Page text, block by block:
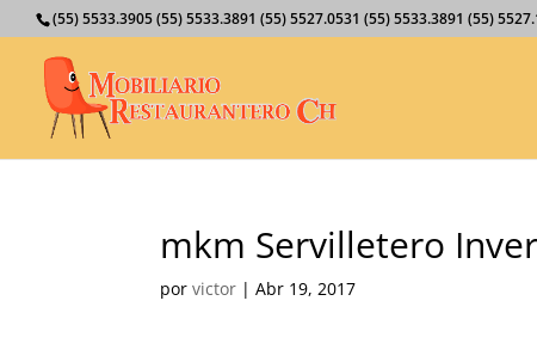
(55) 5533.3905 (55) 5533.3891 (55) 5527.0531 (55) 5533.3891 (55)
mkm Servilletero
porvictor |Abr 19, 2017